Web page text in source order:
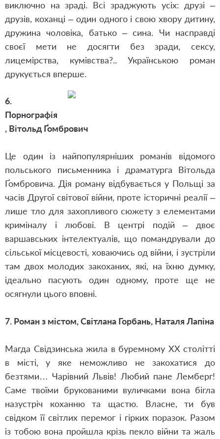
виключно на зраді. Всі зраджують усіх: друзі –
друзів, коханці – один одного і свою хвору дитину,
дружина чоловіка, батько – сина. Чи насправді
своєї мети не досягти без зради, сексу,
лицемірства, кумівства?.. Українською роман
друкується вперше.
6.
Порнографія
, Вітольд Ґомбрович
Це один із найпопулярніших романів відомого
польського письменника і драматурга Вітольда
Ґомбровича. Дія роману відбувається у Польщі за
часів Другої світової війни, проте історичні реалії –
лише тло для захопливого сюжету з елементами
криміналу і любові. В центрі подій – двоє
варшавських інтелектуалів, що помандрували до
сільської місцевості, ховаючись од війни, і зустріли
там двох молодих закоханих, які, на їхню думку,
ідеально пасують один одному, проте ще не
осягнули цього вповні.
7. Роман з містом,Світлана Горбань, Наталя Лапіна
Магда Свідзинська жила в буремному ХХ столітті
в місті, у яке неможливо не закохатися до
безтями… Чарівний Львів! Любий пане Лемберг!
Саме твоїми брукованими вуличками вона бігла
назустріч коханню та щастю. Власне, ти був
свідком її світлих перемог і гірких поразок. Разом
із тобою вона пройшла крізь пекло війни та жаль